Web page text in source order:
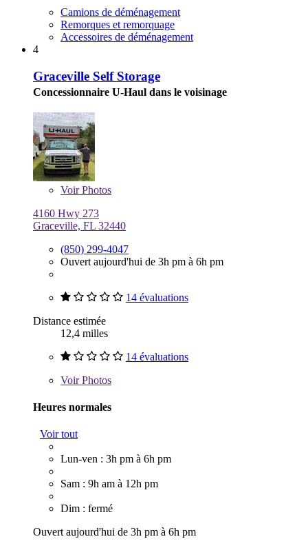
Camions de déménagement
Remorques et remorquage
Accessoires de déménagement
4
Graceville Self Storage
Concessionnaire U-Haul dans le voisinage
VoirPhotos
4160 Hwy 273
Graceville, FL 32440
(850) 299-4047
Ouvert aujourd'hui de 3h pm à 6h pm
14 évaluations
Distance estimée
12,4 milles
14 évaluations
VoirPhotos
Heures normales
Voir tout
Lun-ven : 3h pm à 6h pm
Sam : 9h am à 12h pm
Dim : fermé
Ouvert aujourd'hui de 3h pm à 6h pm